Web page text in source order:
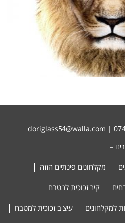
doriglass54@walla.com
–
מקלחונים פינתיים הזזה
קיר זכוכית למטבח
למקלחונים עיצוב זכוכית למטבח